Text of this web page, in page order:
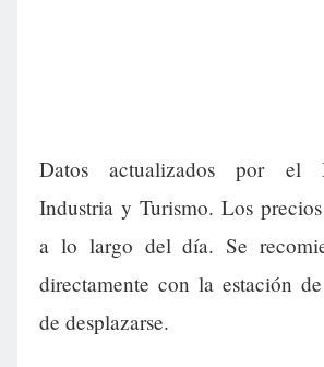
Datos actualizados por el
Industria y Turismo. Los
a lo largo del día. Se
directamente con la estación
de desplazarse.